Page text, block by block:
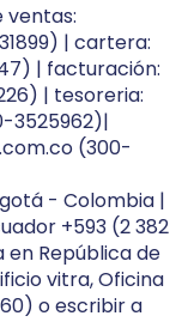
ventas:
| cartera:
| facturación:
| tesoreria:
3525962)|
(300-
- Colombia |
+593 (2 382
en República de
vitra, Oficina
o escribir a